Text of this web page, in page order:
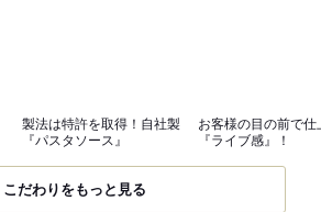
製法は特許を取得！自社製
『パスタソース』
お客様の目の前で仕
『ライブ感』！
こだわりをもっと見る